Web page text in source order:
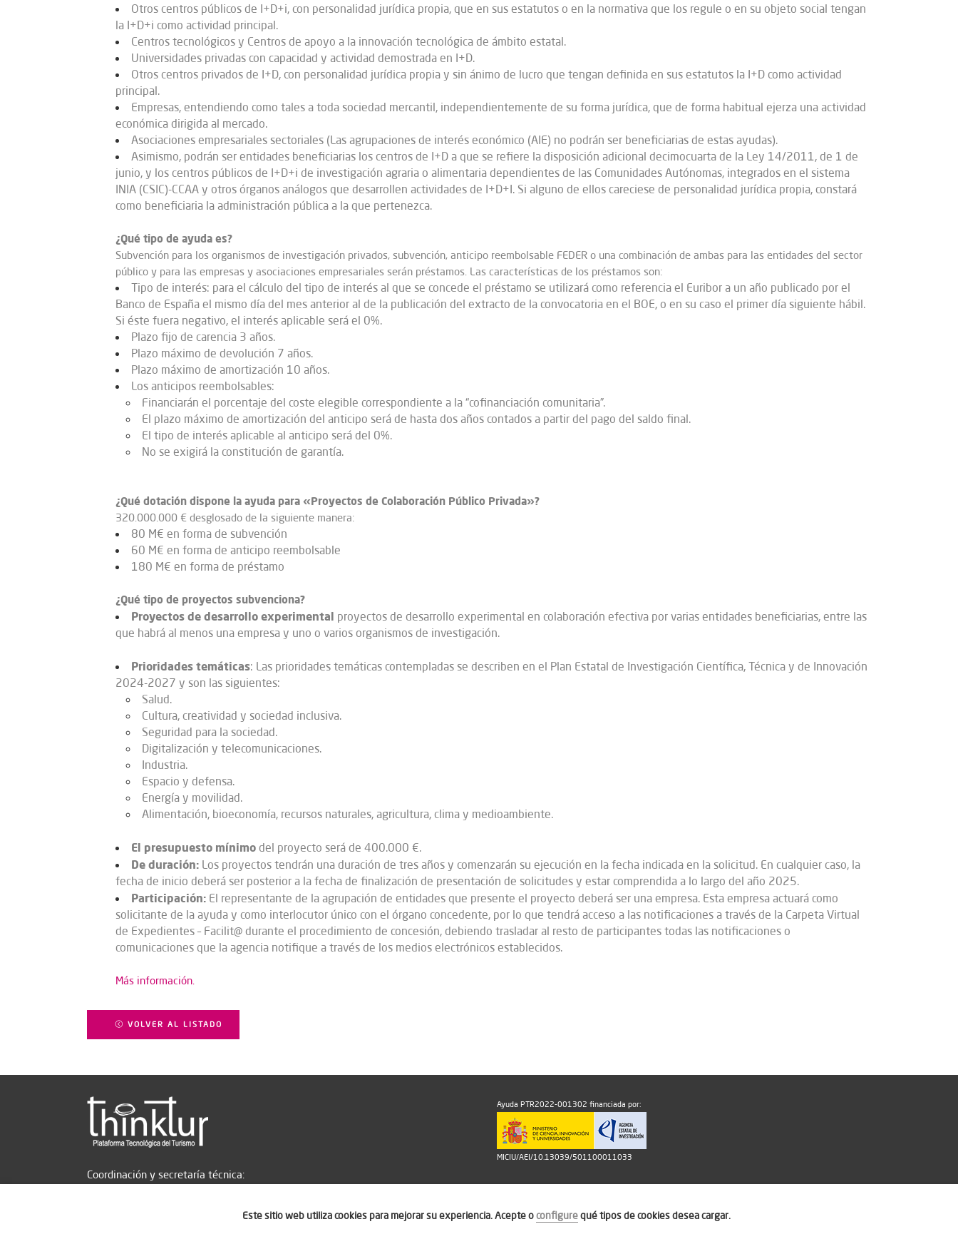
Otros centros públicos de I+D+i, con personalidad jurídica propia, que en sus estatutos o en la normativa que los regule o en su objeto social tengan
la I+D+i como actividad principal.
Centros tecnológicos y Centros de apoyo a la innovación tecnológica de ámbito estatal.
Universidades privadas con capacidad y actividad demostrada en I+D.
Otros centros privados de I+D, con personalidad jurídica propia y sin ánimo de lucro que tengan definida en sus estatutos la I+D como actividad
principal.
Empresas, entendiendo como tales a toda sociedad mercantil, independientemente de su forma jurídica, que de forma habitual ejerza una actividad
económica dirigida al mercado.
Asociaciones empresariales sectoriales (Las agrupaciones de interés económico (AIE) no podrán ser beneficiarias de estas ayudas).
Asimismo, podrán ser entidades beneficiarias los centros de I+D a que se refiere la disposición adicional decimocuarta de la Ley 14/2011, de 1 de
junio, y los centros públicos de I+D+i de investigación agraria o alimentaria dependientes de las Comunidades Autónomas, integrados en el sistema
INIA (CSIC)-CCAA y otros órganos análogos que desarrollen actividades de I+D+I. Si alguno de ellos careciese de personalidad jurídica propia, constará
como beneficiaria la administración pública a la que pertenezca.
¿Qué tipo de ayuda es?
Subvención para los organismos de investigación privados, subvención, anticipo reembolsable FEDER o una combinación de ambas para las entidades del sector
público y para las empresas y asociaciones empresariales serán préstamos. Las características de los préstamos son:
Tipo de interés: para el cálculo del tipo de interés al que se concede el préstamo se utilizará como referencia el Euribor a un año publicado por el
Banco de España el mismo día del mes anterior al de la publicación del extracto de la convocatoria en el BOE, o en su caso el primer día siguiente hábil.
Si éste fuera negativo, el interés aplicable será el 0%.
Plazo fijo de carencia 3 años.
Plazo máximo de devolución 7 años.
Plazo máximo de amortización 10 años.
Los anticipos reembolsables:
Financiarán el porcentaje del coste elegible correspondiente a la “cofinanciación comunitaria”.
El plazo máximo de amortización del anticipo será de hasta dos años contados a partir del pago del saldo final.
El tipo de interés aplicable al anticipo será del 0%.
No se exigirá la constitución de garantía.
¿Qué dotación dispone la ayuda para «Proyectos de Colaboración Público Privada»?
320.000.000 € desglosado de la siguiente manera:
80 M€ en forma de subvención
60 M€ en forma de anticipo reembolsable
180 M€ en forma de préstamo
¿Qué tipo de proyectos subvenciona?​
Proyectos de desarrollo experimental proyectos de desarrollo experimental en colaboración efectiva por varias entidades beneficiarias, entre las
que habrá al menos una empresa y uno o varios organismos de investigación.
Prioridades temáticas: Las prioridades temáticas contempladas se describen en el Plan Estatal de Investigación Científica, Técnica y de Innovación
2024-2027 y son las siguientes:
Salud.
Cultura, creatividad y sociedad inclusiva.
Seguridad para la sociedad.
Digitalización y telecomunicaciones.
Industria.
Espacio y defensa.
Energía y movilidad.
Alimentación, bioeconomía, recursos naturales, agricultura, clima y medioambiente.
El presupuesto mínimo del proyecto será de 400.000 €.
De duración: Los proyectos tendrán una duración de tres años y comenzarán su ejecución en la fecha indicada en la solicitud. En cualquier caso, la
fecha de inicio deberá ser posterior a la fecha de finalización de presentación de solicitudes y estar comprendida a lo largo del año 2025.
Participación: El representante de la agrupación de entidades que presente el proyecto deberá ser una empresa. Esta empresa actuará como
solicitante de la ayuda y como interlocutor único con el órgano concedente, por lo que tendrá acceso a las notificaciones a través de la Carpeta Virtual
de Expedientes – Facilit@ durante el procedimiento de concesión, debiendo trasladar al resto de participantes todas las notificaciones o
comunicaciones que la agencia notifique a través de los medios electrónicos establecidos.
Más información.
VOLVER AL LISTADO
Coordinación y secretaría técnica:
Ayuda PTR2022-001302 financiada por:
MICIU/AEI/10.13039/501100011033
Este sitio web utiliza cookies para mejorar su experiencia. Acepte oconfigurequé tipos de cookies desea cargar.